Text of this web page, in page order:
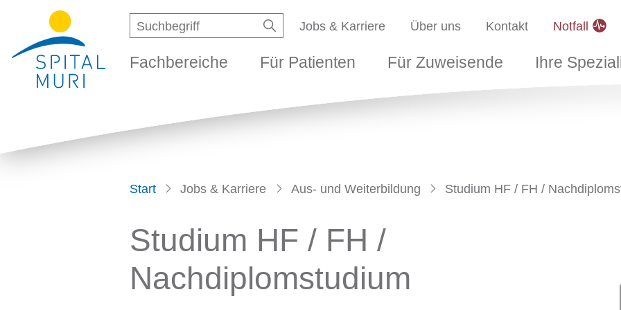
Navigieren in Spital Muri
Schnellnavigation
Suche
Suchbegriff
Suche starten
Metanavigation
Jobs & Karriere Über uns Kontakt Notfall
Hauptnavigation
Fachbereiche
Fachbereiche Für Patienten
Für Patienten Für Zuweisende
Für Zuweisende Ihre
Ihre
Start Jobs & Karriere Aus- und Weiterbildung Studium HF / FH /
Studium HF / FH /
Nachdiplomstudium